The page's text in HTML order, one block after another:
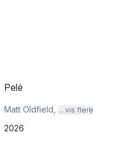
Pelé
Matt Oldfield ... vis flere
2026